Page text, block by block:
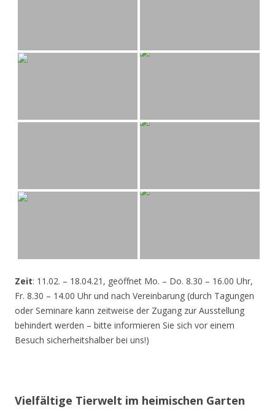
Zeit: 11.02. – 18.04.21, geöffnet Mo. – Do. 8.30 – 16.00 Uhr,
Fr. 8.30 – 14.00 Uhr und nach Vereinbarung (durch Tagungen
oder Seminare kann zeitweise der Zugang zur Ausstellung
behindert werden – bitte informieren Sie sich vor einem
Besuch sicherheitshalber bei uns!)
Vielfältige Tierwelt im heimischen Garten